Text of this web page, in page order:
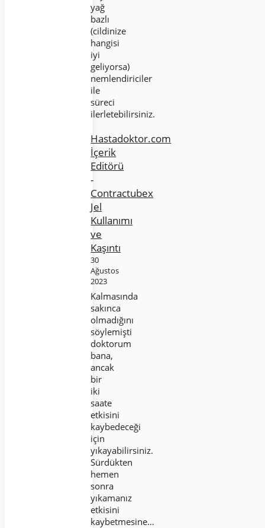
yağ
bazlı
(cildinize
hangisi
iyi
geliyorsa)
nemlendiriciler
ile
süreci
ilerletebilirsiniz.
Hastadoktor.com
İçerik
Editörü
-
Contractubex
Jel
Kullanımı
ve
Kaşıntı
30
Ağustos
2023
Kalmasında
sakınca
olmadığını
söylemişti
doktorum
bana,
ancak
bir
iki
saate
etkisini
kaybedeceği
için
yıkayabilirsiniz.
Sürdükten
hemen
sonra
yıkamanız
etkisini
kaybetmesine…